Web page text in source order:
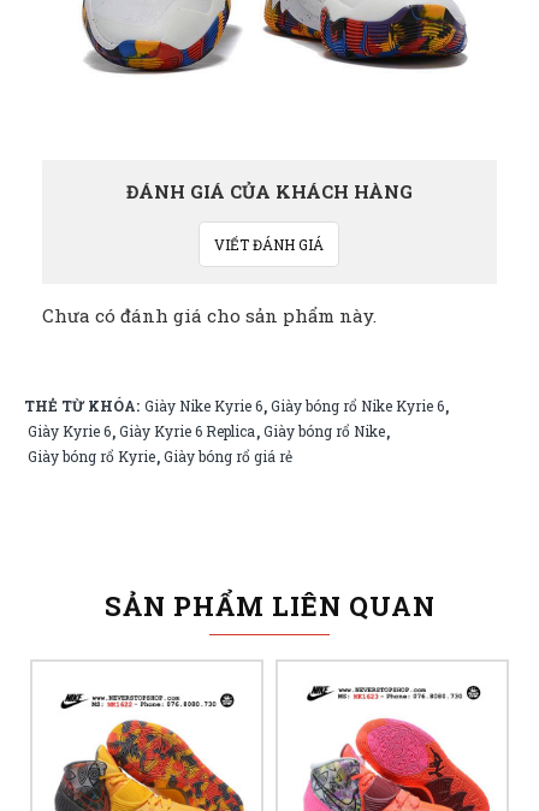
ĐÁNH GIÁ CỦA KHÁCH HÀNG
VIẾT ĐÁNH GIÁ
Chưa có đánh giá cho sản phẩm này.
THẺ TỪ KHÓA: Giày Nike Kyrie 6,Giày bóng rổ Nike Kyrie 6,
Giày Kyrie 6,Giày Kyrie 6 Replica,Giày bóng rổ Nike,
Giày bóng rổ Kyrie,Giày bóng rổ giá rẻ
SẢN PHẨM LIÊN QUAN